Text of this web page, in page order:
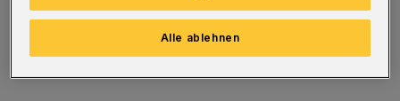
Rates, da die Standverwaltung noch bis vor
wenigen Wochen eine Veräußerung der
Alle ablehnen